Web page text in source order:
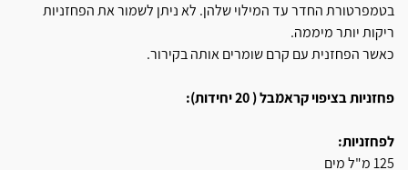
בטמפרטורת החדר עד המילוי שלהן. לא ניתן לשמור את הפחזניות
ריקות יותר מיממה.
כאשר הפחזנית עם קרם שומרים אותה בקירור.
פחזניות בציפוי קראמבל ( 20 יחידות):
לפחזניות:
125 מ"ל מים